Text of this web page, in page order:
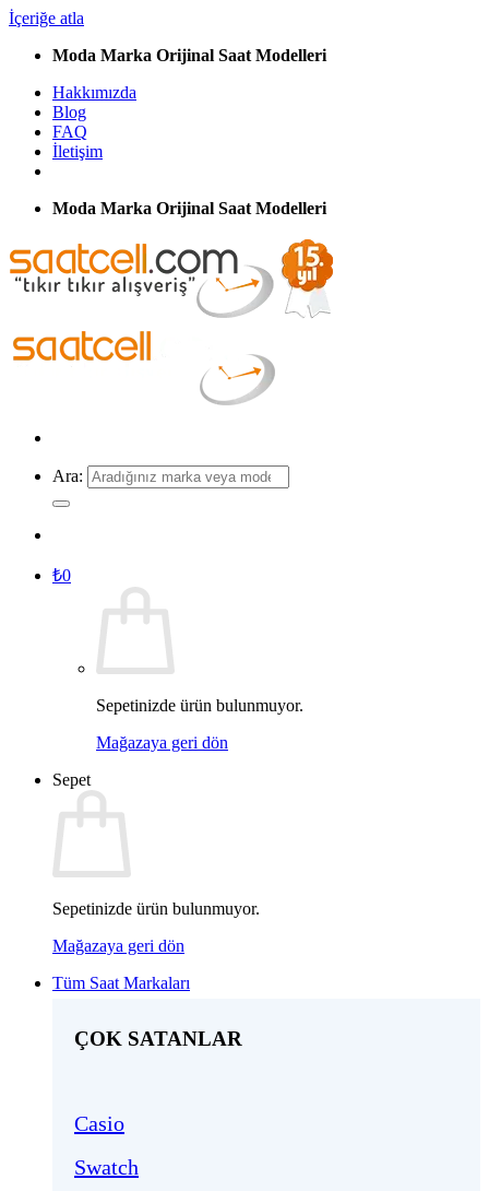
İçeriğe atla
Moda Marka Orijinal Saat Modelleri
Hakkımızda
Blog
FAQ
İletişim
Moda Marka Orijinal Saat Modelleri
Ara:
₺0
Sepetinizde ürün bulunmuyor.
Mağazaya geri dön
Sepet
Sepetinizde ürün bulunmuyor.
Mağazaya geri dön
Tüm Saat Markaları
ÇOK SATANLAR
Casio
Swatch